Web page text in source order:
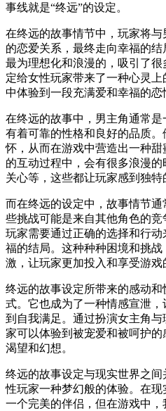
事线就是“终远”的设定。
在终远的故事情节中，玩家将
的恋爱关系，最终走向幸福的
最为理想化和浪漫的，吸引了
定给女性玩家带来了一种心灵
中体验到一段充满爱和幸福的恋
在终远的故事中，男主角通常
有着可靠的性格和良好的品质
怀，从而在游戏中营造出一种
的互动过程中，会有很多浪漫
关心等，这些都让玩家感到独特
而在终远的设定中，故事情节
些挑战可能是来自其他角色的竞
玩家需要通过正确的选择和行
福的结局。这种种种困境和挑
激，让玩家更加投入和享受游戏
终远的故事设定所带来的感动
式。它也成为了一种情感宣泄
到自我满足。通过扮演女主角
家可以体验到被宠爱和被呵护
渴望和幻想。
终远的故事设定与现实世界之
性玩家一种梦幻般的体验。在
一个完美的伴侣，但在游戏中